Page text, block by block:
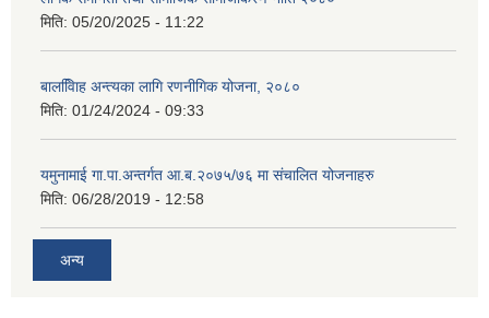
मिति: 05/20/2025 - 11:22
बालवििाह अन्त्यका लागि रणनीगिक योजना, २०८०
मिति: 01/24/2024 - 09:33
यमुनामाई गा.पा.अन्तर्गत आ.ब.२०७५/७६ मा संचालित योजनाहरु
मिति: 06/28/2019 - 12:58
अन्य